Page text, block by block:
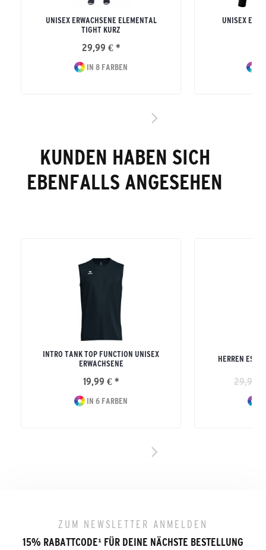
UNISEX ERWACHSENE ELEMENTAL
TIGHT KURZ
29,99 € *
IN 8 FARBEN
UNISEX
KUNDEN HABEN SICH
EBENFALLS ANGESEHEN
INTRO TANK TOP FUNCTION UNISEX
ERWACHSENE
19,99 € *
IN 6 FARBEN
HERREN
29,99
ZUM NEWSLETTER ANMELDEN
15% RABATTCODE¹ FÜR DEINE NÄCHSTE BESTELLUNG